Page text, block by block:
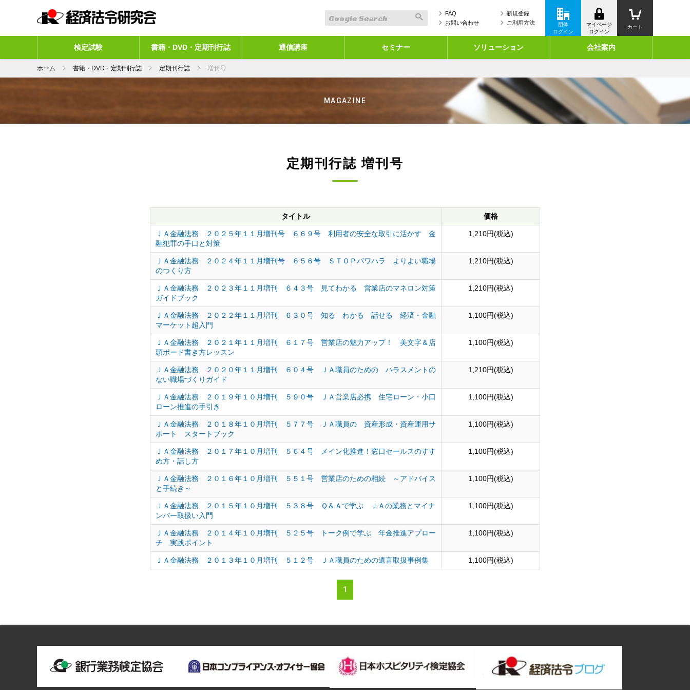
検定試験 書籍・DVD・定期刊行誌 通信講座 セミナー ソリューション 会社案内
カート
マイページ
ログイン
団体
ログイン
新規登録
ご利用方法
FAQ
お問い合わせ
ホーム 書籍・DVD・定期刊行誌 定期刊行誌 増刊号
MAGAZINE
定期刊行誌 増刊号
タイトル 価格
ＪＡ金融法務 ２０２５年１１月増刊号 ６６９号 利用者の安全な取引に活かす 金
融犯罪の手口と対策
1,210円(税込)
ＪＡ金融法務 ２０２４年１１月増刊号 ６５６号 ＳＴＯＰパワハラ よりよい職場
のつくり方
1,210円(税込)
ＪＡ金融法務 ２０２３年１１月増刊 ６４３号 見てわかる 営業店のマネロン対策
ガイドブック
1,210円(税込)
ＪＡ金融法務 ２０２２年１１月増刊 ６３０号 知る わかる 話せる 経済・金融
マーケット超入門
1,100円(税込)
ＪＡ金融法務 ２０２１年１１月増刊 ６１７号 営業店の魅力アップ！ 美文字＆店
頭ボード書き方レッスン
1,100円(税込)
ＪＡ金融法務 ２０２０年１１月増刊 ６０４号 ＪＡ職員のための ハラスメントの
ない職場づくりガイド
1,210円(税込)
ＪＡ金融法務 ２０１９年１０月増刊 ５９０号 ＪＡ営業店必携 住宅ローン・小口
ローン推進の手引き
1,100円(税込)
ＪＡ金融法務 ２０１８年１０月増刊 ５７７号 ＪＡ職員の 資産形成・資産運用サ
ポート スタートブック
1,100円(税込)
ＪＡ金融法務 ２０１７年１０月増刊 ５６４号 メイン化推進！窓口セールスのすす
め方・話し方
1,100円(税込)
ＪＡ金融法務 ２０１６年１０月増刊 ５５１号 営業店のための相続 ～アドバイス
と手続き～
1,100円(税込)
ＪＡ金融法務 ２０１５年１０月増刊 ５３８号 Ｑ＆Ａで学ぶ ＪＡの業務とマイナ
ンバー取扱い入門
1,100円(税込)
ＪＡ金融法務 ２０１４年１０月増刊 ５２５号 トーク例で学ぶ 年金推進アプロー
チ 実践ポイント
1,100円(税込)
ＪＡ金融法務 ２０１３年１０月増刊 ５１２号 ＪＡ職員のための遺言取扱事例集 1,100円(税込)
1